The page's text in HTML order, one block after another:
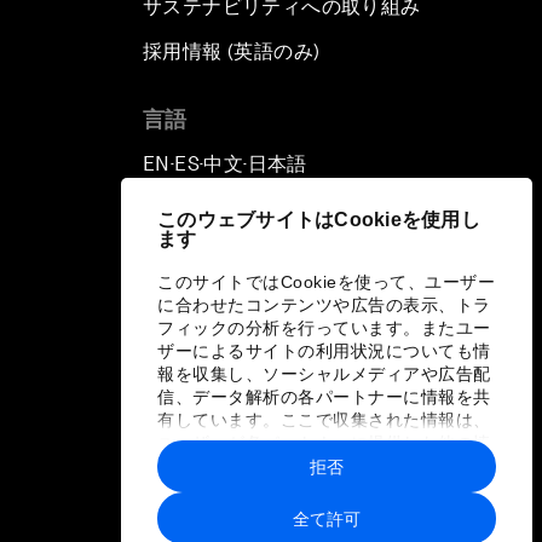
このウェブサイトはCookieを使用し
ます
このサイトではCookieを使って、ユーザー
に合わせたコンテンツや広告の表示、トラ
フィックの分析を行っています。またユー
ザーによるサイトの利用状況についても情
報を収集し、ソーシャルメディアや広告配
信、データ解析の各パートナーに情報を共
有しています。ここで収集された情報は、
ユーザーが各パートナーに提供した他の情
報や各パートナーのサービスを使用した際
に収集された情報と組み合わされ、各パー
トナーによって使用されることがありま
す。
全て許可
拒否
サステナビリティへの取り組み
採用情報 (英語のみ)
言語
EN ▪ ES▪中文▪ 日本語